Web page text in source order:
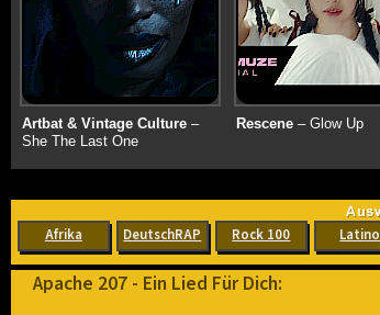
Artbat & Vintage Culture–
She The Last One
Rescene– Glow Up
Afrika DeutschRAP Rock 100 Latino
Apache 207 - Ein Lied Für Dich: